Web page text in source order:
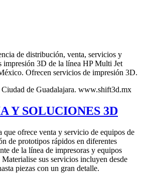
de distribución, venta, servicios y
impresión 3D de la línea HP Multi Jet
Ofrecen servicios de impresión 3D.
Ciudad de Guadalajara. www.shift3d.mx
Y SOLUCIONES 3D
que ofrece venta y servicio de equipos de
de prototipos rápidos en diferentes
de la línea de impresoras y equipos
sus servicios incluyen desde
piezas con un gran detalle.